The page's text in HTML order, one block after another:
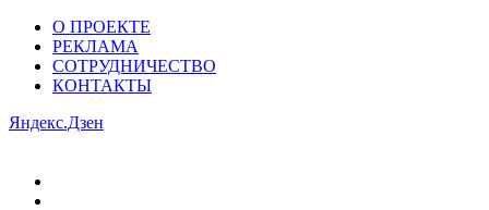
О ПРОЕКТЕ
РЕКЛАМА
СОТРУДНИЧЕСТВО
КОНТАКТЫ
Яндекс.Дзен